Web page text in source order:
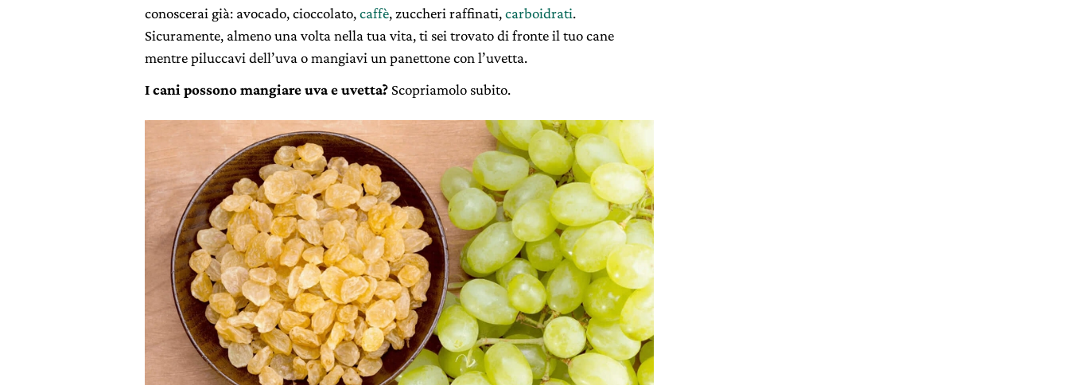
conoscerai già: avocado, cioccolato,caffè, zuccheri raffinati,carboidrati.
Sicuramente, almeno una volta nella tua vita, ti sei trovato di fronte il tuo cane
mentre piluccavi dell’uva o mangiavi un panettone con l’uvetta.
I cani possono mangiare uva e uvetta? Scopriamolo subito.